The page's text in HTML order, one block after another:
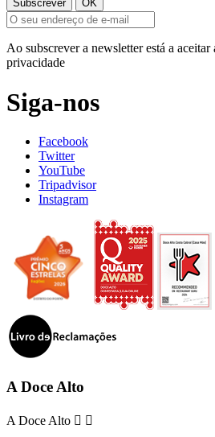
Ao subscrever a newsletter está a aceitar
privacidade
Siga-nos
Facebook
Twitter
YouTube
Tripadvisor
Instagram
A Doce Alto
A Doce Alto  